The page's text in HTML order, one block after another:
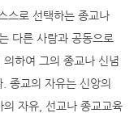
스로 선택하는 종교나
다른 사람과 공동으로
하여 그의 종교나 신념
종교의 자유는 신앙의
자유, 선교나 종교교육